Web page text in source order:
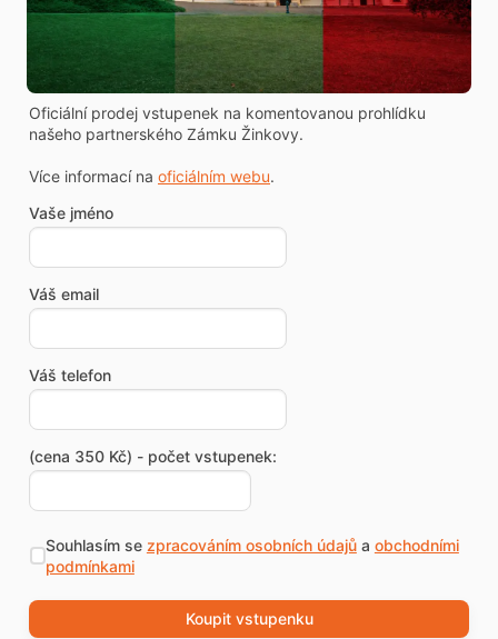
Oficiální prodej vstupenek na komentovanou prohlídku
našeho partnerského Zámku Žinkovy.
Více informací na oficiálním webu.
Vaše jméno
Váš email
Váš telefon
(cena 350 Kč) - počet vstupenek:
Souhlasím se zpracováním osobních údajůa obchodními
podmínkami
Koupit vstupenku